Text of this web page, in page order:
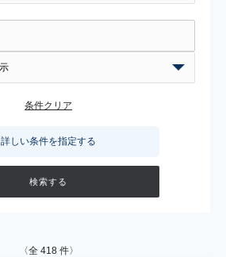
条件クリア
詳しい条件を指定する
〈全 418件〉